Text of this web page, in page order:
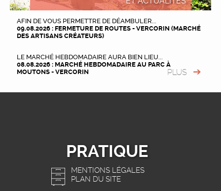
AFIN DE VOUS PERMETTRE DE DÉAMBULER...
09.08.2026 : FERMETURE DE ROUTES - VERCORIN (MARCHÉ
DES ARTISANS CRÉATEURS)
LE MARCHÉ HEBDOMADAIRE AURA BIEN LIEU...
08.08.2026 : MARCHÉ HEBDOMADAIRE AU PARC À
MOUTONS - VERCORIN
PLUS
PRATIQUE
MENTIONS LÉGALES
PLAN DU SITE